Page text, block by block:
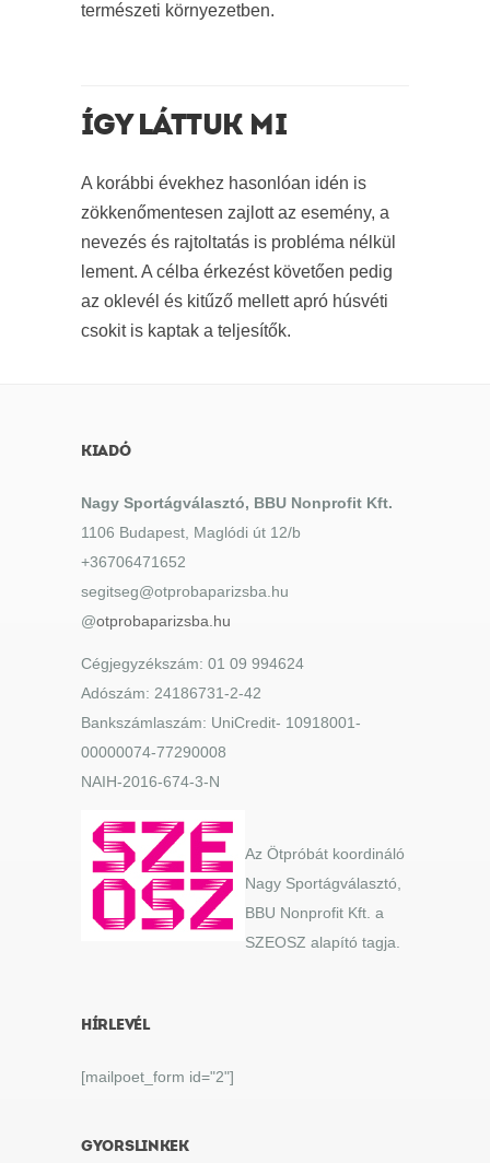
természeti környezetben.
ÍGY LÁTTUK MI
A korábbi évekhez hasonlóan idén is
zökkenőmentesen zajlott az esemény, a
nevezés és rajtoltatás is probléma nélkül
lement. A célba érkezést követően pedig
az oklevél és kitűző mellett apró húsvéti
csokit is kaptak a teljesítők.
KIADÓ
Nagy Sportágválasztó, BBU Nonprofit Kft.
1106 Budapest, Maglódi út 12/b
+36706471652
segitseg@otprobaparizsba.hu
@otprobaparizsba.hu
Cégjegyzékszám: 01 09 994624
Adószám: 24186731-2-42
Bankszámlaszám: UniCredit- 10918001-
00000074-77290008
NAIH-2016-674-3-N
Az Ötpróbát koordináló
Nagy Sportágválasztó,
BBU Nonprofit Kft. a
SZEOSZ alapító tagja.
HÍRLEVÉL
[mailpoet_form id="2"]
GYORSLINKEK